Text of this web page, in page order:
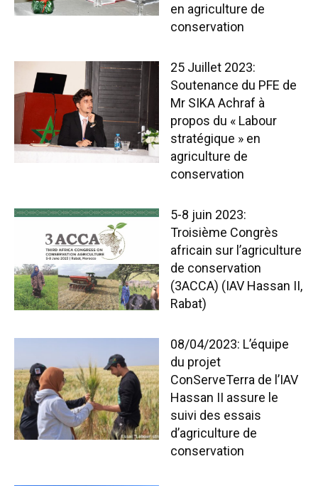
en agriculture de
conservation
25 Juillet 2023:
Soutenance du PFE de
Mr SIKA Achraf à
propos du « Labour
stratégique » en
agriculture de
conservation
5-8 juin 2023:
Troisième Congrès
africain sur l’agriculture
de conservation
(3ACCA) (IAV Hassan II,
Rabat)
08/04/2023: L’équipe
du projet
ConServeTerra de l’IAV
Hassan II assure le
suivi des essais
d’agriculture de
conservation